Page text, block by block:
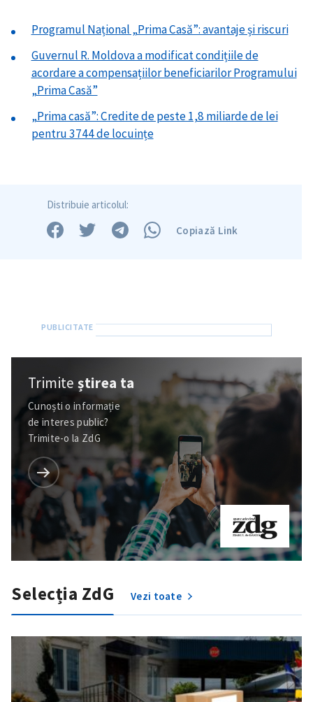
Trimite o informație
Despre ZdG
Programul Național „Prima Casă”: avantaje și riscuri
Guvernul R. Moldova a modificat condițiile de
acordare a compensațiilor beneficiarilor Programului
„Prima Casă”
„Prima casă”: Credite de peste 1,8 miliarde de lei
pentru 3744 de locuințe
Distribuie articolul:
Copiază Link
Trimiteștirea ta
Cunoști o informație
de interes public?
Trimite-o la ZdG
Selecția ZdG Vezi toate